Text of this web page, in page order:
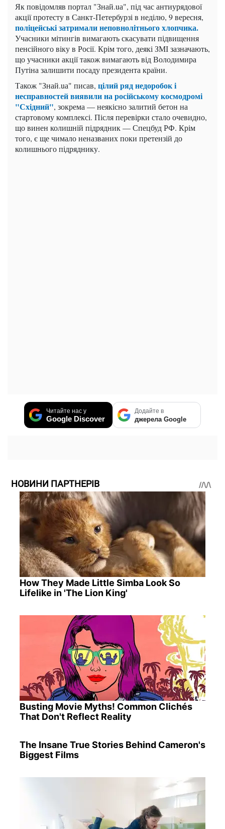
Як повідомляв портал "Знай.uа", під час антиурядової
акції протесту в Санкт-Петербурзі в неділю, 9 вересня,
поліцейські затримали неповнолітнього хлопчика.
Учасники мітингів вимагають скасувати підвищення
пенсійного віку в Росії. Крім того, деякі ЗМІ зазначають,
що учасники акції також вимагають від Володимира
Путіна залишити посаду президента країни.
Також "Знай.uа" писав, цілий ряд недоробок і
несправностей виявили на російському космодромі
"Східний", зокрема — неякісно залитий бетон на
стартовому комплексі. Після перевірки стало очевидно,
що винен колишній підрядник — Спецбуд РФ. Крім
того, є ще чимало неназваних поки претензій до
колишнього підряднику.
Читайте нас у
Google Discover
Додайте в
джерела Google
НОВИНИ ПАРТНЕРІВ
How They Made Little Simba Look So
Lifelike in 'The Lion King'
Busting Movie Myths! Common Clichés
That Don't Reflect Reality
The Insane True Stories Behind Cameron's
Biggest Films